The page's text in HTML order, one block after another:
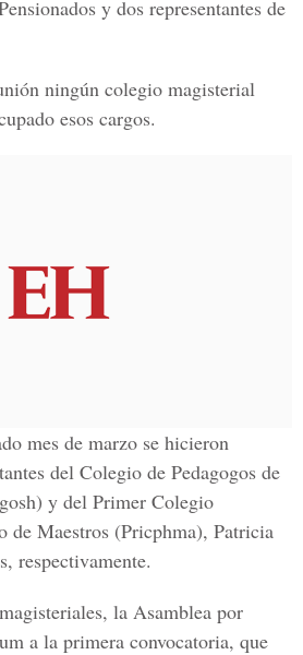
y dos representantes de
ningún colegio magisterial
esos cargos.
mes de marzo se hicieron
del Colegio de Pedagogos de
y del Primer Colegio
de Maestros (Pricphma), Patricia
respectivamente.
la Asamblea por
a la primera convocatoria, que